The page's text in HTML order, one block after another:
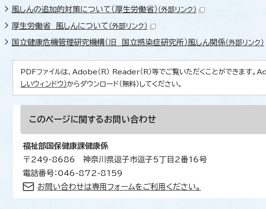
風しんの追加的対策について（厚生労働省） （外部リンク）
厚生労働省 風しんについて （外部リンク）
国立健康危機管理研究機構（旧 国立感染症研究所）風しん関係（外部リンク）
PDFファイルは、Adobe（R） Reader（R）等でご覧いただくことができます。
しいウィンドウ）からダウンロード（無料）してください。
このページに関するお問い合わせ
福祉部国保健康課健康係
〒249-8686 神奈川県逗子市逗子5丁目2番16号
電話番号：046-872-8159
お問い合わせは専用フォームをご利用ください。